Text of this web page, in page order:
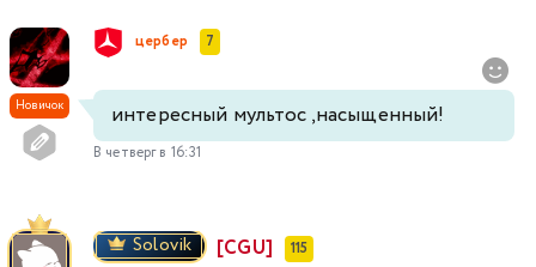
Новичок
цербер 7
интересный мультос ,насыщенный!
В четверг в 16:31
Solovik [CGU] 115